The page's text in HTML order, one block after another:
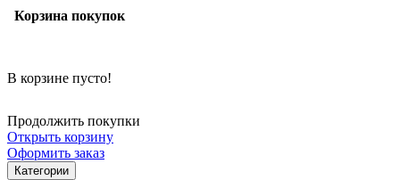
Корзина покупок
В корзине пусто!
Продолжить покупки
Открыть корзину
Оформить заказ
Категории